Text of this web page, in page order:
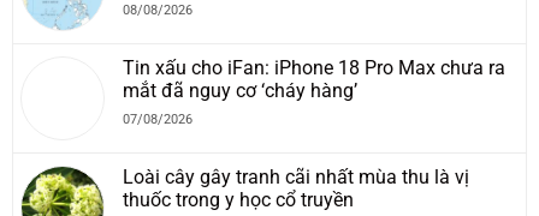
08/08/2026
Tin xấu cho iFan: iPhone 18 Pro Max chưa ra
mắt đã nguy cơ ‘cháy hàng’
07/08/2026
Loài cây gây tranh cãi nhất mùa thu là vị
thuốc trong y học cổ truyền